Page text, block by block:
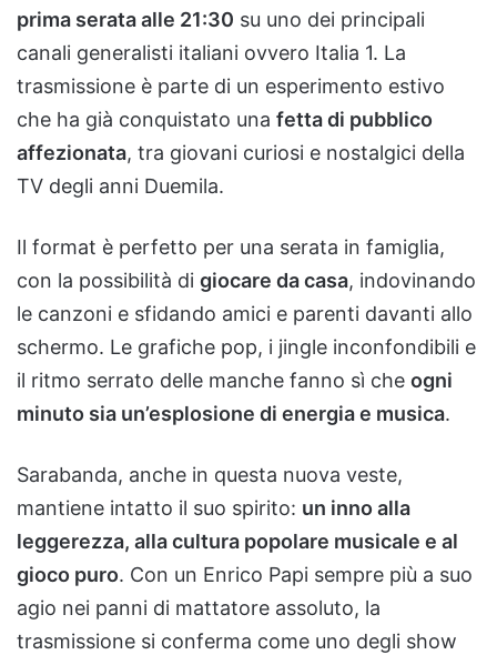
prima serata alle 21:30 su uno dei principali
canali generalisti italiani ovvero Italia 1. La
trasmissione è parte di un esperimento estivo
che ha già conquistato una fetta di pubblico
affezionata, tra giovani curiosi e nostalgici della
TV degli anni Duemila.
Il format è perfetto per una serata in famiglia,
con la possibilità di giocare da casa, indovinando
le canzoni e sfidando amici e parenti davanti allo
schermo. Le grafiche pop, i jingle inconfondibili e
il ritmo serrato delle manche fanno sì che ogni
minuto sia un’esplosione di energia e musica.
Sarabanda, anche in questa nuova veste,
mantiene intatto il suo spirito: un inno alla
leggerezza, alla cultura popolare musicale e al
gioco puro. Con un Enrico Papi sempre più a suo
agio nei panni di mattatore assoluto, la
trasmissione si conferma come uno degli show